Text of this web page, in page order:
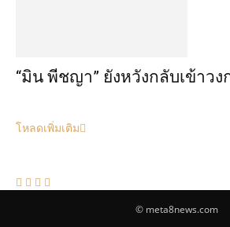
“มิน พีชญา” ยังหวังกลับเข้าวง
โหลดเพิ่มเติม
© meta8news.com